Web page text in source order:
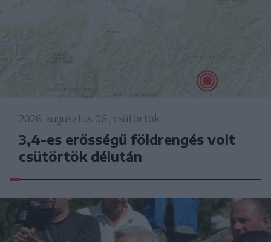
2026. augusztus 06., csütörtök
3,4-es erősségű földrengés volt
csütörtök délután